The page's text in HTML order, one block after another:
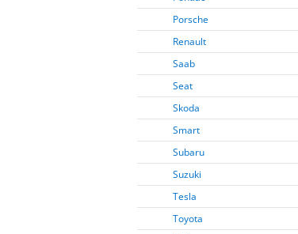
Porsche
Renault
Saab
Seat
Skoda
Smart
Subaru
Suzuki
Tesla
Toyota